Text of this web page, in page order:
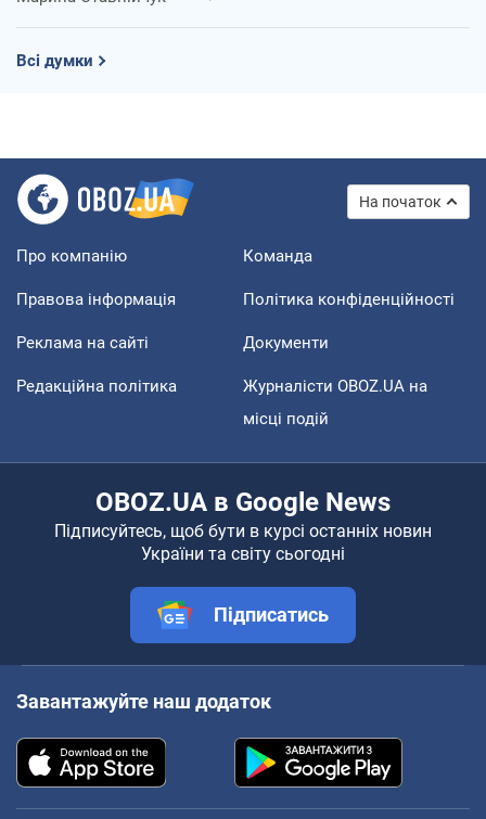
Всі думки
На початок
Про компанію Команда
Правова інформація Політика конфіденційності
Реклама на сайті Документи
Редакційна політика
Журналісти OBOZ.UA на
місці подій
OBOZ.UA в Google News
Підписуйтесь, щоб бути в курсі останніх новин
України та світу сьогодні
Підписатись
Завантажуйте наш додаток